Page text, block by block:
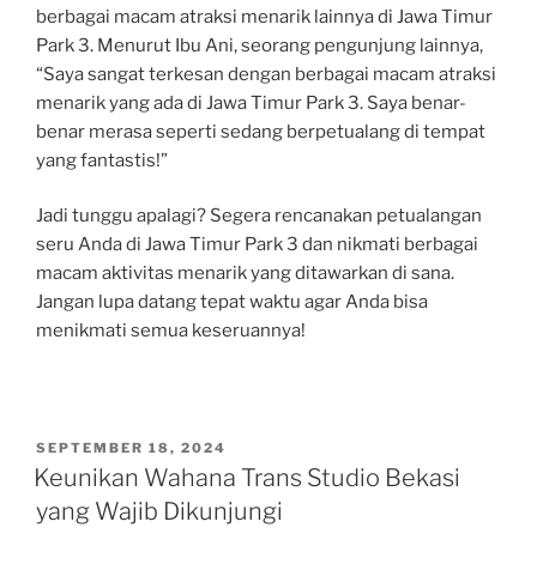
berbagai macam atraksi menarik lainnya di Jawa Timur
Park 3. Menurut Ibu Ani, seorang pengunjung lainnya,
“Saya sangat terkesan dengan berbagai macam atraksi
menarik yang ada di Jawa Timur Park 3. Saya benar-
benar merasa seperti sedang berpetualang di tempat
yang fantastis!”
Jadi tunggu apalagi? Segera rencanakan petualangan
seru Anda di Jawa Timur Park 3 dan nikmati berbagai
macam aktivitas menarik yang ditawarkan di sana.
Jangan lupa datang tepat waktu agar Anda bisa
menikmati semua keseruannya!
POSTED
ON
SEPTEMBER 18, 2024
Keunikan Wahana Trans Studio Bekasi
yang Wajib Dikunjungi